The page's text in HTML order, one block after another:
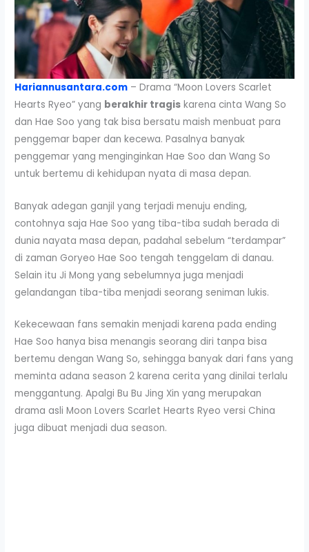
Hariannusantara.com – Drama “Moon Lovers Scarlet
Hearts Ryeo” yang berakhir tragis karena cinta Wang So
dan Hae Soo yang tak bisa bersatu maish menbuat para
penggemar baper dan kecewa. Pasalnya banyak
penggemar yang menginginkan Hae Soo dan Wang So
untuk bertemu di kehidupan nyata di masa depan.
Banyak adegan ganjil yang terjadi menuju ending,
contohnya saja Hae Soo yang tiba-tiba sudah berada di
dunia nayata masa depan, padahal sebelum “terdampar”
di zaman Goryeo Hae Soo tengah tenggelam di danau.
Selain itu Ji Mong yang sebelumnya juga menjadi
gelandangan tiba-tiba menjadi seorang seniman lukis.
Kekecewaan fans semakin menjadi karena pada ending
Hae Soo hanya bisa menangis seorang diri tanpa bisa
bertemu dengan Wang So, sehingga banyak dari fans yang
meminta adana season 2 karena cerita yang dinilai terlalu
menggantung. Apalgi Bu Bu Jing Xin yang merupakan
drama asli Moon Lovers Scarlet Hearts Ryeo versi China
juga dibuat menjadi dua season.